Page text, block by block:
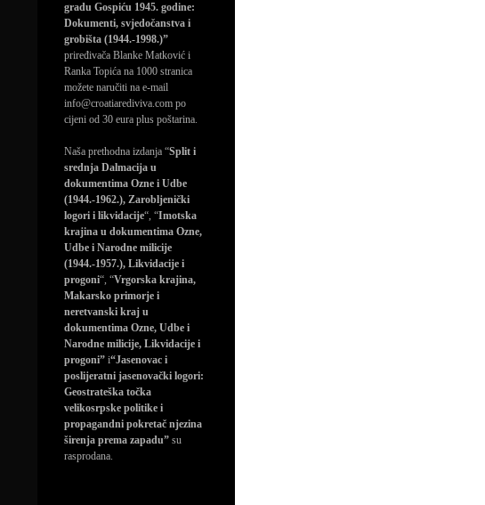
gradu Gospiću 1945. godine:
Dokumenti, svjedočanstva i
grobišta (1944.-1998.)”
priređivača Blanke Matković i
Ranka Topića na 1000 stranica
možete naručiti na e-mail
info@croatiarediviva.com po
cijeni od 30 eura plus poštarina.
Naša prethodna izdanja “Split i
srednja Dalmacija u
dokumentima Ozne i Udbe
(1944.-1962.), Zarobljenički
logori i likvidacije“, “Imotska
krajina u dokumentima Ozne,
Udbe i Narodne milicije
(1944.-1957.), Likvidacije i
progoni“, “Vrgorska krajina,
Makarsko primorje i
neretvanski kraj u
dokumentima Ozne, Udbe i
Narodne milicije, Likvidacije i
progoni” i“Jasenovac i
poslijeratni jasenovački logori:
Geostrateška točka
velikosrpske politike i
propagandni pokretač njezina
širenja prema zapadu” su
rasprodana.